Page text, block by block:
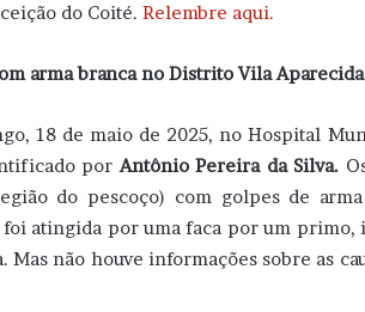
do Coité. Relembre aqui.
arma branca no Distrito Vila Aparecida
18 de maio de 2025, no Hospital
porAntônio Pereira da Silva.
do pescoço) com golpes de arma
atingida por uma faca por um
não houve informações sobre as